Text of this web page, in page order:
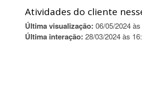
Atividades do cliente
Última visualização: 06/05/2024
Última interação: 28/03/2024 às